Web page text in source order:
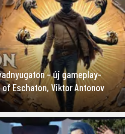
– új gameplay-
Eschaton, Viktor Antonov